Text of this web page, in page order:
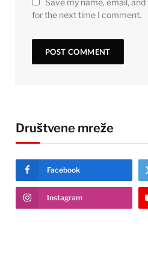
for the next time I comment.
Društvene mreže
Facebook
Instagram